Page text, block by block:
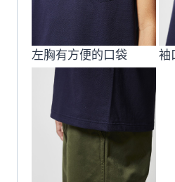
左胸有方便的口袋 袖